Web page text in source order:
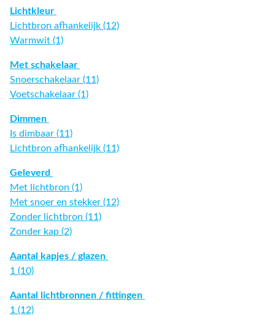
Lichtkleur
Lichtbron afhankelijk (12)
Warmwit (1)
Met schakelaar
Snoerschakelaar (11)
Voetschakelaar (1)
Dimmen
Is dimbaar (11)
Lichtbron afhankelijk (11)
Geleverd
Met lichtbron (1)
Met snoer en stekker (12)
Zonder lichtbron (11)
Zonder kap (2)
Aantal kapjes / glazen
1 (10)
Aantal lichtbronnen / fittingen
1 (12)